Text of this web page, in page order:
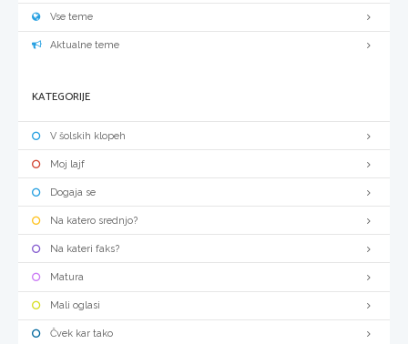
Vse teme
Aktualne teme
KATEGORIJE
V šolskih klopeh
Moj lajf
Dogaja se
Na katero srednjo?
Na kateri faks?
Matura
Mali oglasi
Čvek kar tako